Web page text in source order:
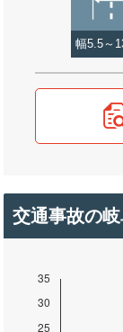
幅5.5～
交通事故の